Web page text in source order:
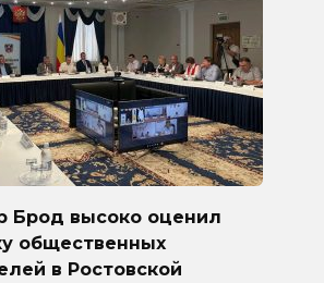
Брод высоко оценил
общественных
в Ростовской